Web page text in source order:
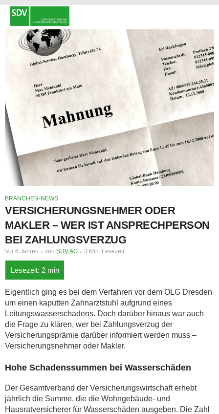
BRANCHEN-NEWS
VERSICHERUNGSNEHMER ODER
MAKLER – WER IST ANSPRECHPERSON
BEI ZAHLUNGSVERZUG
Vor 6 Jahren von SDV AG 3 Min. Lesezeit
Eigentlich ging es bei dem Verfahren vor dem OLG Dresden
um einen kaputten Zahnarztstuhl aufgrund eines
Leitungswasserschadens. Doch darüber hinaus war auch
die Frage zu klären, wer bei Zahlungsverzug der
Versicherungsprämie darüber informiert werden muss –
Versicherungsnehmer oder Makler.
Hohe Schadenssummen bei Wasserschäden
Der Gesamtverband der Versicherungswirtschaft erhebt
jährlich die Summe, die die Wohngebäude- und
Hausratversicherer für Wasserschäden ausgeben. Die Zahl